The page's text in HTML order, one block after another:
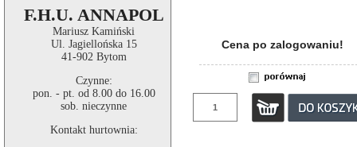
F.H.U. ANNAPOL
Mariusz Kamiński
Ul. Jagiellońska 15
41-902 Bytom
Czynne:
pon. - pt. od 8.00 do 16.00
sob. nieczynne
Kontakt hurtownia:
Cena po zalogowaniu!